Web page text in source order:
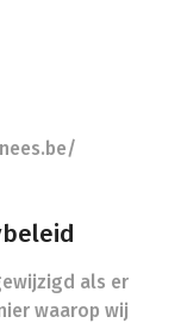
als er
waarop wij